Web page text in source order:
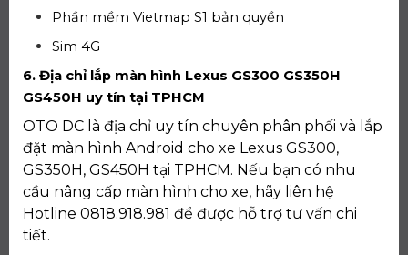
Phần mềm Vietmap S1 bản quyền
Sim 4G
6. Địa chỉ lắp màn hình Lexus GS300 GS350H
GS450H uy tín tại TPHCM
OTO DC là địa chỉ uy tín chuyên phân phối và lắp
đặt màn hình Android cho xe Lexus GS300,
GS350H, GS450H tại TPHCM. Nếu bạn có nhu
cầu nâng cấp màn hình cho xe, hãy liên hệ
Hotline 0818.918.981 để được hỗ trợ tư vấn chi
tiết.